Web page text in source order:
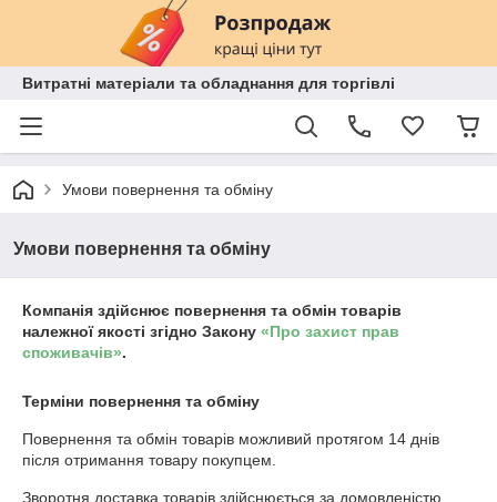
Витратні матеріали та обладнання для торгівлі
Умови повернення та обміну
Умови повернення та обміну
Компанія здійснює повернення та обмін товарів
належної якості згідно Закону «Про захист прав
споживачів».
Терміни повернення та обміну
Повернення та обмін товарів можливий протягом 14 днів
після отримання товару покупцем.
Зворотня доставка товарів здійснюється за домовленістю